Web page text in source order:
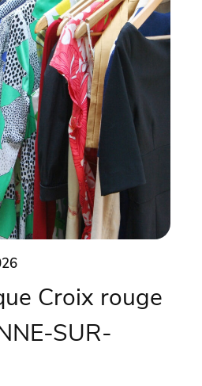
Croix rouge
SUR-